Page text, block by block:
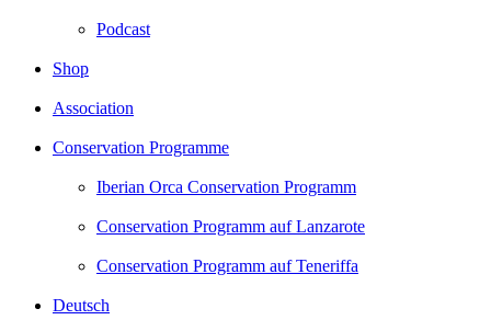
Podcast
Shop
Association
Conservation Programme
Iberian Orca Conservation Programm
Conservation Programm auf Lanzarote
Conservation Programm auf Teneriffa
Deutsch